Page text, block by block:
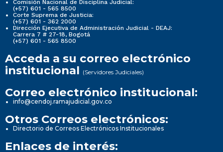
Comisión Nacional de Disciplina Judicial:
(+57) 601 - 565 8500
Corte Suprema de Justicia:
(+57) 601 - 362 2000
Dirección Ejecutiva de Administración Judicial - DEAJ:
Carrera 7 # 27-18, Bogotá
(+57) 601 - 565 8500
Acceda a su correo electrónico
institucional (Servidores Judiciales)
Correo electrónico institucional:
info@cendoj.ramajudicial.gov.co
Otros Correos electrónicos:
Directorio de Correos Electrónicos Institucionales
Enlaces de interés: